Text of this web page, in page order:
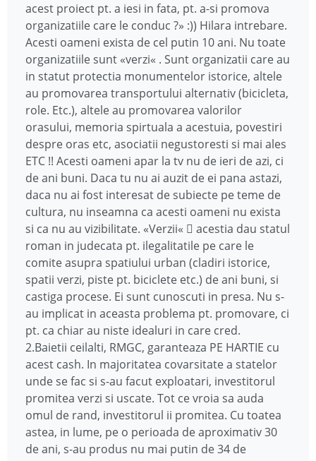
acest proiect pt. a iesi in fata, pt. a-si promova
organizatiile care le conduc ?» :)) Hilara intrebare.
Acesti oameni exista de cel putin 10 ani. Nu toate
organizatiile sunt «verzi« . Sunt organizatii care au
in statut protectia monumentelor istorice, altele
au promovarea transportului alternativ (bicicleta,
role. Etc.), altele au promovarea valorilor
orasului, memoria spirtuala a acestuia, povestiri
despre oras etc, asociatii negustoresti si mai ales
ETC !! Acesti oameni apar la tv nu de ieri de azi, ci
de ani buni. Daca tu nu ai auzit de ei pana astazi,
daca nu ai fost interesat de subiecte pe teme de
cultura, nu inseamna ca acesti oameni nu exista
si ca nu au vizibilitate. «Verzii«  acestia dau statul
roman in judecata pt. ilegalitatile pe care le
comite asupra spatiului urban (cladiri istorice,
spatii verzi, piste pt. biciclete etc.) de ani buni, si
castiga procese. Ei sunt cunoscuti in presa. Nu s-
au implicat in aceasta problema pt. promovare, ci
pt. ca chiar au niste idealuri in care cred.
2.Baietii ceilalti, RMGC, garanteaza PE HARTIE cu
acest cash. In majoritatea covarsitate a statelor
unde se fac si s-au facut exploatari, investitorul
promitea verzi si uscate. Tot ce vroia sa auda
omul de rand, investitorul ii promitea. Cu toatea
astea, in lume, pe o perioada de aproximativ 30
de ani, s-au produs nu mai putin de 34 de